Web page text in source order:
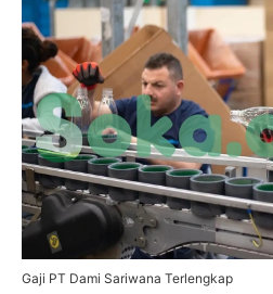
Gaji PT Dami Sariwana Terlengkap